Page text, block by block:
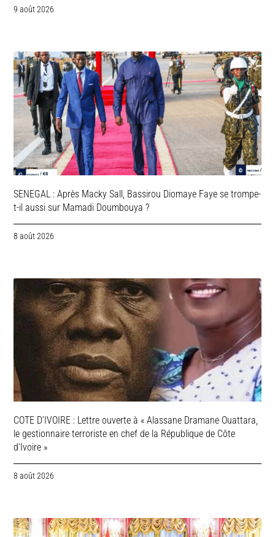
9 août 2026
SENEGAL : Après Macky Sall, Bassirou Diomaye Faye se trompe-
t-il aussi sur Mamadi Doumbouya ?
8 août 2026
COTE D’IVOIRE : Lettre ouverte à « Alassane Dramane Ouattara,
le gestionnaire terroriste en chef de la République de Côte
d’Ivoire »
8 août 2026